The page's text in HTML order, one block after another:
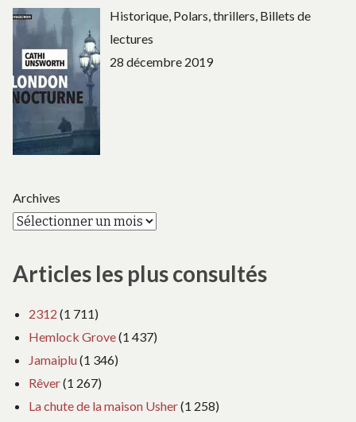
Historique, Polars, thrillers, Billets de
lectures
28 décembre 2019
Archives
Articles les plus consultés
2312 (1 711)
Hemlock Grove(1 437)
Jamaiplu(1 346)
Rêver(1 267)
La chute de la maison Usher(1 258)